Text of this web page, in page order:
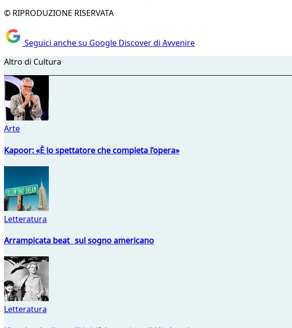
© RIPRODUZIONE RISERVATA
Seguici anche su Google Discover di Avvenire
Altro di Cultura
Arte
Kapoor: «È lo spettatore che completa l’opera»
Letteratura
Arrampicata beat sul sogno americano
Letteratura